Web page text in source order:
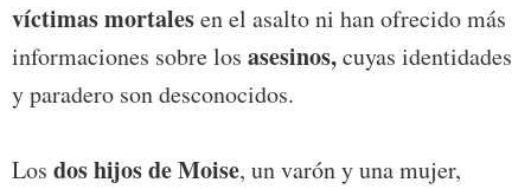
víctimas mortalesen el asalto ni han ofrecido más
informaciones sobre los asesinos,cuyas identidades
y paradero son desconocidos.
Los dos hijos de Moise, un varón y una mujer,